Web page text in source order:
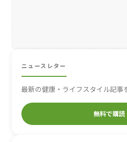
ニュースレター
最新の健康・ライフスタイル記事
無料で購読